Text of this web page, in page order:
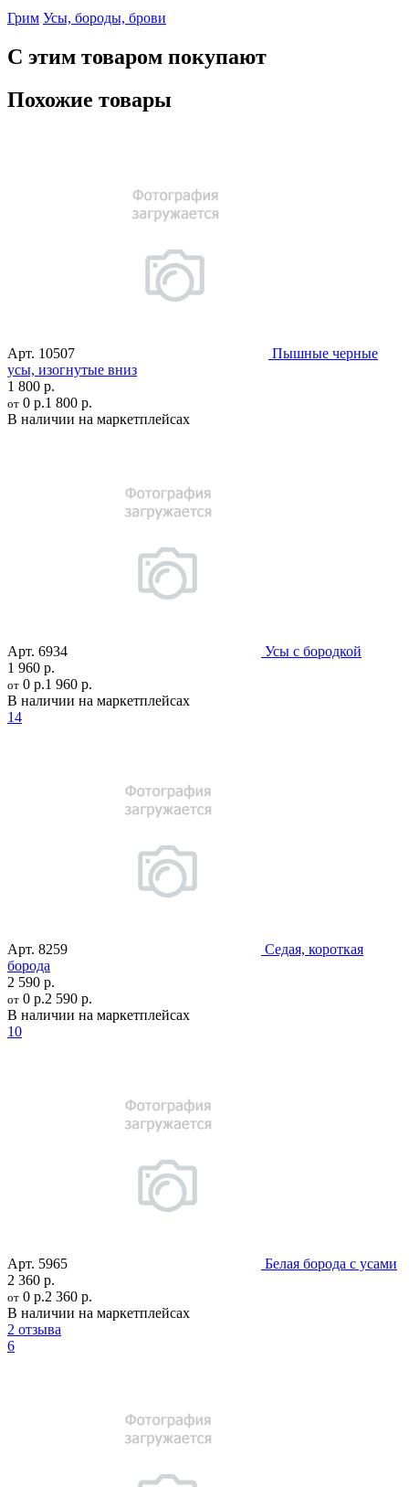
Грим Усы, бороды, брови
С этим товаром покупают
Похожие товары
Арт. 10507
Пышные черные
усы, изогнутые вниз
1 800 р.
от 0 р.1 800 р.
В наличии на маркетплейсах
Арт. 6934
Усы с бородкой
1 960 р.
от 0 р.1 960 р.
В наличии на маркетплейсах
14
Арт. 8259
Седая, короткая
борода
2 590 р.
от 0 р.2 590 р.
В наличии на маркетплейсах
10
Арт. 5965
Белая борода с усами
2 360 р.
от 0 р.2 360 р.
В наличии на маркетплейсах
2 отзыва
6